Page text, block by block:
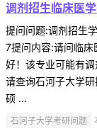
调剂招生临床医
提问问题:调剂招生
7提问内容:请问临
好！该专业可能有
请查询石河子大学
硕 ...
石河子大学考研问题